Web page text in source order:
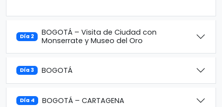
Día 2
BOGOTÁ – Visita de Ciudad con
Monserrate y Museo del Oro
Día 3 BOGOTÁ
Día 4 BOGOTÁ – CARTAGENA